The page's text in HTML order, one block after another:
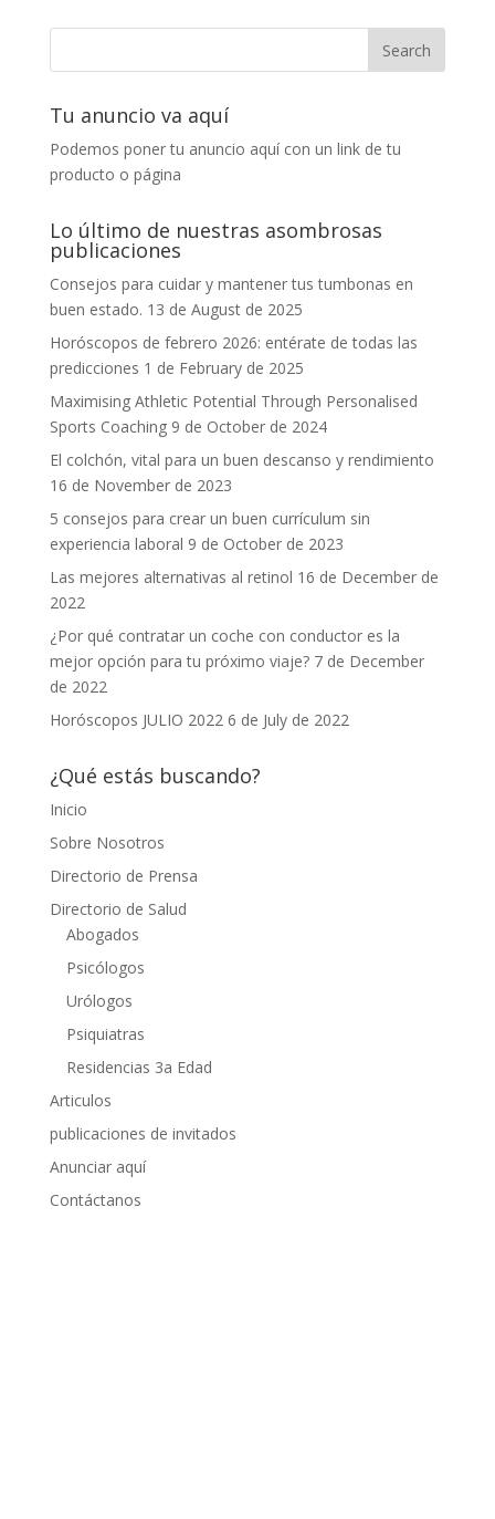
Tu anuncio va aquí
Podemos poner tu anuncio aquí con un link de tu
producto o página
Lo último de nuestras asombrosas
publicaciones
Consejos para cuidar y mantener tus tumbonas en
buen estado. 13 de August de 2025
Horóscopos de febrero 2026: entérate de todas las
predicciones 1 de February de 2025
Maximising Athletic Potential Through Personalised
Sports Coaching 9 de October de 2024
El colchón, vital para un buen descanso y rendimiento
16 de November de 2023
5 consejos para crear un buen currículum sin
experiencia laboral 9 de October de 2023
Las mejores alternativas al retinol 16 de December de
2022
¿Por qué contratar un coche con conductor es la
mejor opción para tu próximo viaje? 7 de December
de 2022
Horóscopos JULIO 2022 6 de July de 2022
¿Qué estás buscando?
Inicio
Sobre Nosotros
Directorio de Prensa
Directorio de Salud
Abogados
Psicólogos
Urólogos
Psiquiatras
Residencias 3a Edad
Articulos
publicaciones de invitados
Anunciar aquí
Contáctanos